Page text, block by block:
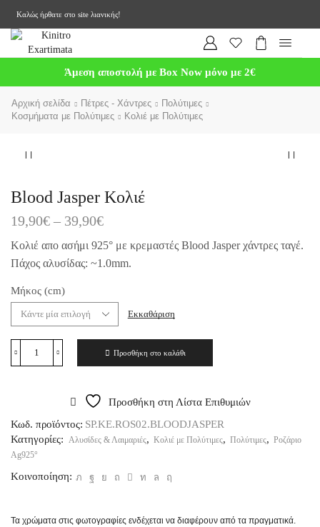
Καλώς ήρθατε στο site λιανικής!
Άμεση αποστολή με Box Now μόνο με 2€
Αρχική σελίδα Πέτρες - Χάντρες
Πολύτιμες
Κοσμήματα με Πολύτιμες
Κολιέ με Πολύτιμες
Blood Jasper Κολιέ
19,90€ – 39,90€
Κολιέ απο ασήμι 925° με κρεμαστές Blood Jasper χάντρες ταγέ.
Πάχος αλυσίδας: ~1.0mm.
Μήκος (cm)
Εκκαθάριση
Προσθήκη στο καλάθι
Προσθήκη στη Λίστα Επιθυμιών
Κωδ. προϊόντος: SP.ΚΕ.ROS02.BLOODJASPER
Κατηγορίες: Αλυσίδες & Λαιμαριές, Κολιέ με Πολύτιμες, Πολύτιμες, Ροζάριο
Ag925°
Κοινοποίηση:
Τα χρώματα στις φωτογραφίες ενδέχεται να διαφέρουν από τα πραγματικά.